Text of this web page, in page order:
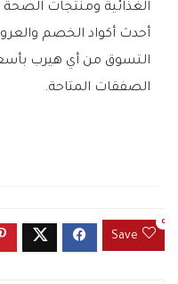
الغذائية ومنتجات الصحة
أحدث أكواد الخصم
التسوق من أي هيرب
الصفقات المتاحة.
Save
0